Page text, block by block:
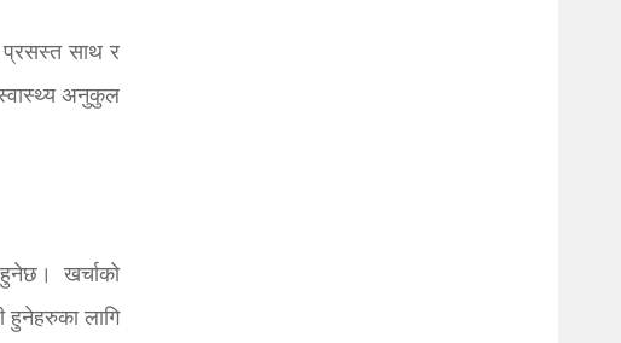
प्रसस्त साथ र
अनुकुल
हुनेछ। खर्चाको
हुनेहरुका लागि